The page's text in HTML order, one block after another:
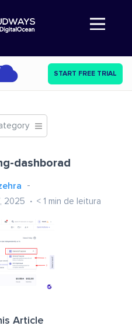
Abre a navegação
START FREE TRIAL
dashborad
2025 < 1 min de leitura
Article